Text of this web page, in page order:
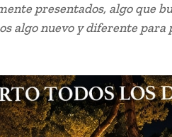
presentados, algo que
algo nuevo y diferente